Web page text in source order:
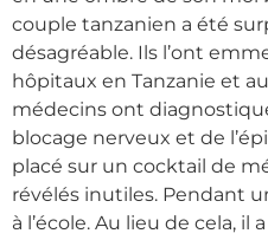
couple tanzanien a été
désagréable. Ils l’ont
hôpitaux en Tanzanie et
médecins ont
blocage nerveux et de
placé sur un cocktail de
révélés inutiles. Pendant
à l’école. Au lieu de cela,